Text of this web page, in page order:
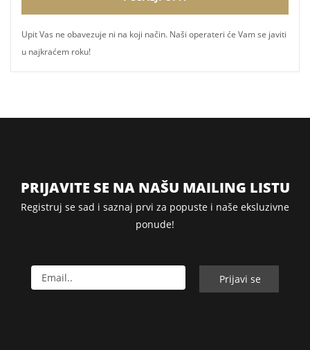
Upit Vas ne obavezuje ni na koji način. Naši operateri će Vam se javiti
u najkraćem roku!
PRIJAVITE SE NA NAŠU MAILING LISTU
Registruj se sad i saznaj prvi za popuste i naše eksluzivne
ponude!